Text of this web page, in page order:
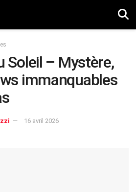
Soleil – Mystère,
immanquables
16 avril 2026